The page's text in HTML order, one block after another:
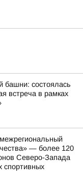
башни: состоялась
встреча в рамках
— более 120
Северо-Запада
спортивных